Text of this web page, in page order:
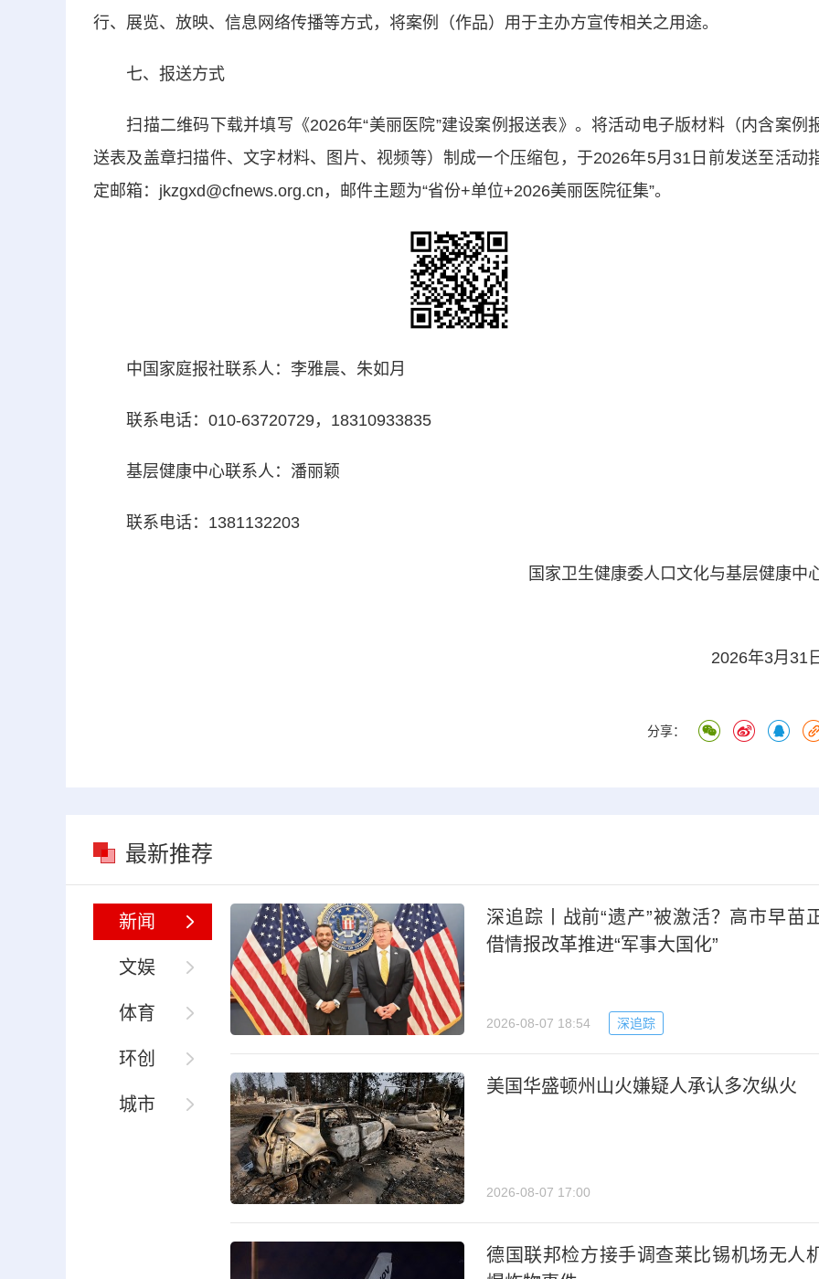
行、展览、放映、信息网络传播等方式，将案例（作品）用于主办方宣传相关之用途。
七、报送方式
扫描二维码下载并填写《2026年“美丽医院”建设案例报送表》。将活动电子版材料（内含案例
送表及盖章扫描件、文字材料、图片、视频等）制成一个压缩包，于2026年5月31日前发送至活动
定邮箱：jkzgxd@cfnews.org.cn，邮件主题为“省份+单位+2026美丽医院征集”。
中国家庭报社联系人：李雅晨、朱如月
联系电话：010-63720729，18310933835
基层健康中心联系人：潘丽颖
联系电话：1381132203
国家卫生健康委人口文化与基层健康中
2026年3月31
分享：
最新推荐
新闻
文娱
体育
环创
城市
深追踪丨战前“遗产”被激活？高市早苗
借情报改革推进“军事大国化”
2026-08-07 18:54 深追踪
美国华盛顿州山火嫌疑人承认多次纵火
2026-08-07 17:00
德国联邦检方接手调查莱比锡机场无人